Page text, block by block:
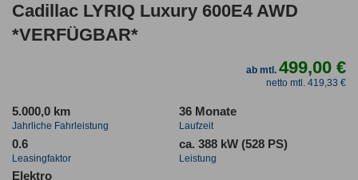
Cadillac LYRIQ Luxury 600E4 AWD
*VERFÜGBAR*
ab mtl.499,00 €
netto mtl. 419,33 €
5.000,0 km
Jahrliche Fahrleistung
36 Monate
Laufzeit
0.6
Leasingfaktor
ca. 388 kW (528 PS)
Leistung
Elektro